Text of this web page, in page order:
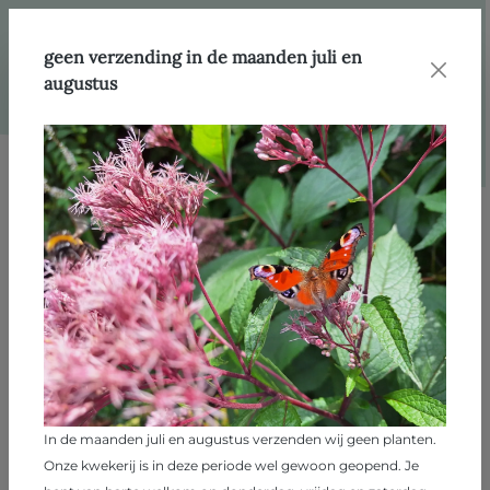
Afbeeldingengalerij overslaan
geen verzending in de maanden juli en
augustus
In de maanden juli en augustus verzenden wij geen planten.
Onze kwekerij is in deze periode wel gewoon geopend. Je